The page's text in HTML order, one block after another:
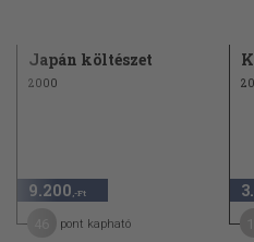
Fogyó hold
A mester
Japán költészet
2000
9.200 ,-Ft
pont kapható